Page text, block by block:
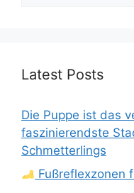
Latest Posts
Die Puppe ist das
faszinierendste
Schmetterlings
Fußreflexzonen